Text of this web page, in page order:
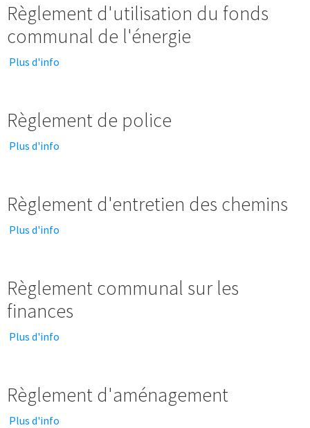
Règlement d'utilisation du fonds
communal de l'énergie
Plus d'info
Règlement de police
Plus d'info
Règlement d'entretien des chemins
Plus d'info
Règlement communal sur les
finances
Plus d'info
Règlement d'aménagement
Plus d'info